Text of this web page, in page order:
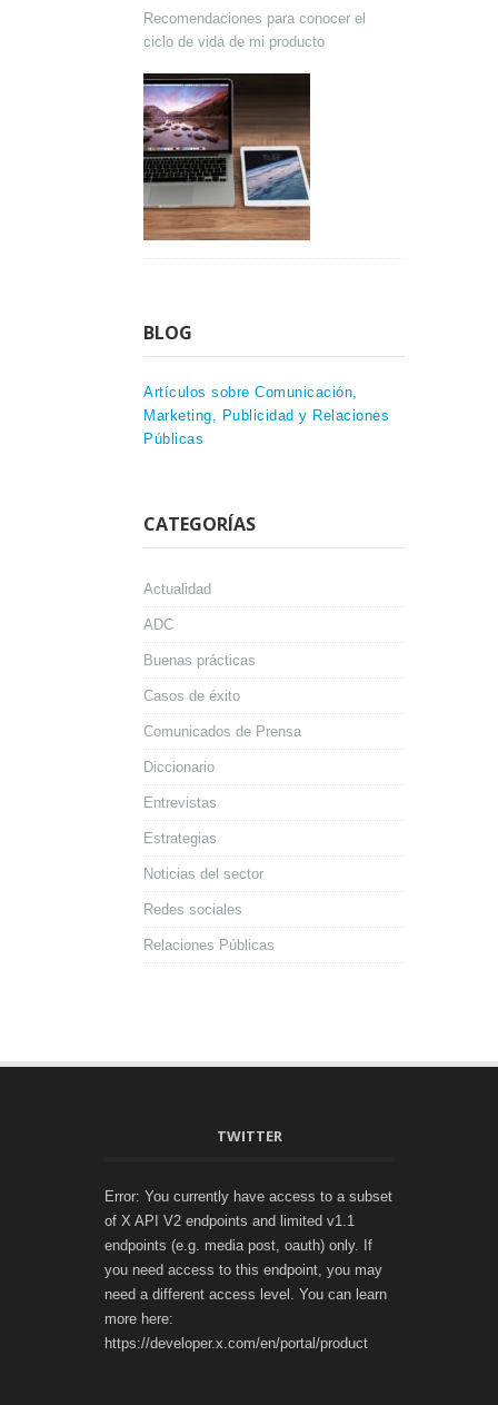
Recomendaciones para conocer el
ciclo de vida de mi producto
BLOG
Artículos sobre Comunicación,
Marketing, Publicidad y Relaciones
Públicas
CATEGORÍAS
Actualidad
ADC
Buenas prácticas
Casos de éxito
Comunicados de Prensa
Diccionario
Entrevistas
Estrategias
Noticias del sector
Redes sociales
Relaciones Públicas
TWITTER
Error: You currently have access to a subset
of X API V2 endpoints and limited v1.1
endpoints (e.g. media post, oauth) only. If
you need access to this endpoint, you may
need a different access level. You can learn
more here:
https://developer.x.com/en/portal/product